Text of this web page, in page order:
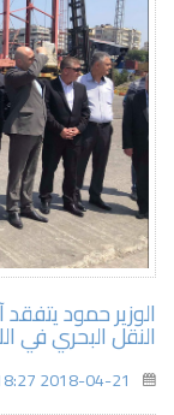
الوزير حمود
النقل البحري في
2018-04-21 15:18:27